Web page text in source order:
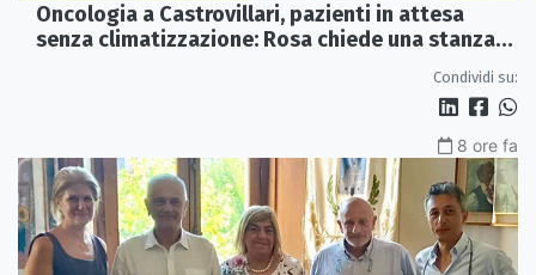
Oncologia a Castrovillari, pazienti in attesa
senza climatizzazione: Rosa chiede una stanza
Condividi su:
8 ore fa